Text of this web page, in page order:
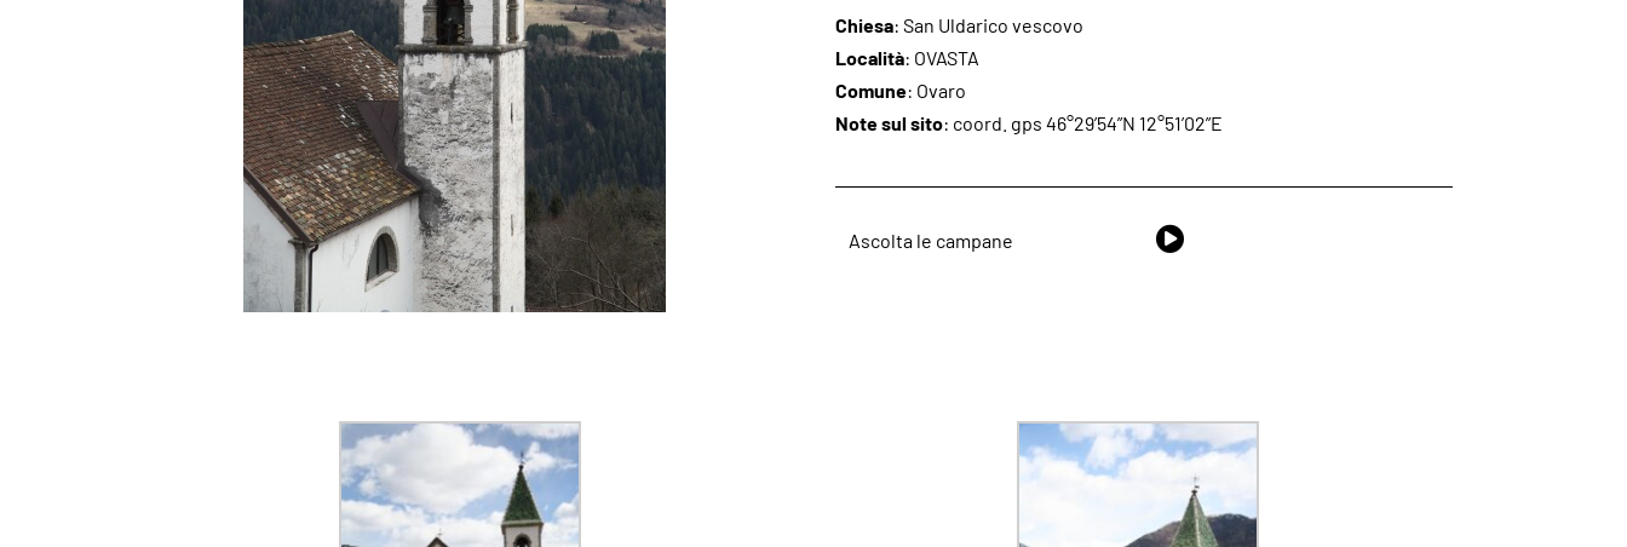
Chiesa: San Uldarico vescovo
Località: OVASTA
Comune: Ovaro
Note sul sito: coord. gps 46°29’54”N 12°51’02”E
Ascolta le campane